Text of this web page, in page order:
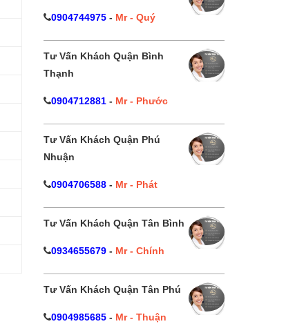
0904744975- Mr - Quý
Tư Vấn Khách Quận Bình
Thạnh
0904712881- Mr - Phước
Tư Vấn Khách Quận Phú
Nhuận
0904706588- Mr - Phát
Tư Vấn Khách Quận Tân Bình
0934655679- Mr - Chính
Tư Vấn Khách Quận Tân Phú
0904985685- Mr - Thuận